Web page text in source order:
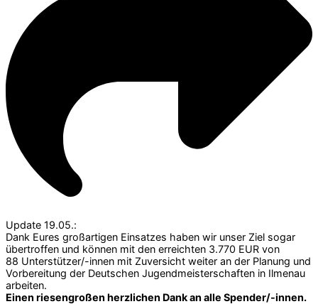
Update 19.05.:
Dank Eures großartigen Einsatzes haben wir unser Ziel sogar
übertroffen und können mit den erreichten 3.770 EUR von
88 Unterstützer/-innen mit Zuversicht weiter an der Planung und
Vorbereitung der Deutschen Jugendmeisterschaften in Ilmenau
arbeiten.
Einen riesengroßen herzlichen Dank an alle Spender/-innen.